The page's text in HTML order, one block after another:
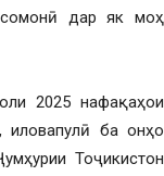
сомонӣ дар як моҳ
2025 нафақаҳои
иловапулӣ ба онҳо
Тоҷикистон